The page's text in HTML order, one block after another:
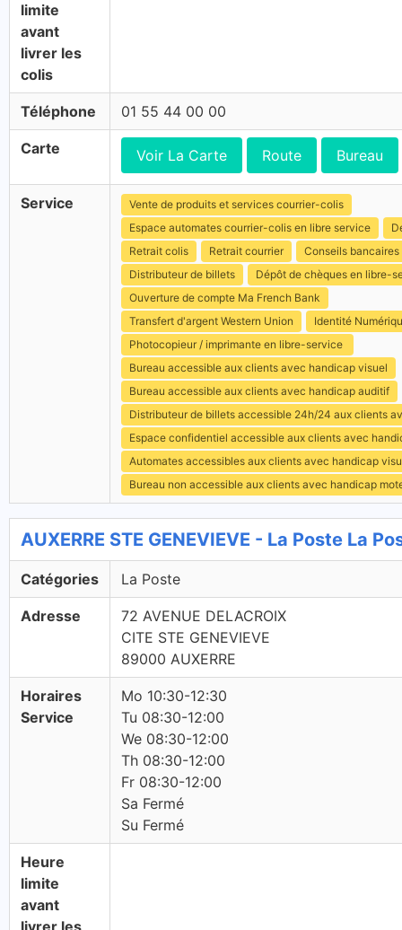
limite
avant
livrer les
colis
Téléphone 01 55 44 00 00
Carte Voir La Carte Route Bureau
Service
Vente de produits et services courrier-colis
Espace automates courrier-colis en libre service
Retrait colis
Retrait courrier
Conseils bancaires
Distributeur de billets
Dépôt de chèques en libre-
Ouverture de compte Ma French Bank
Transfert d'argent Western Union
Identité
Photocopieur / imprimante en libre-service
Bureau accessible aux clients avec handicap visuel
Bureau accessible aux clients avec handicap auditif
Distributeur de billets accessible 24h/24 aux clients
Espace confidentiel accessible aux clients avec
Automates accessibles aux clients avec handicap
Bureau non accessible aux clients avec handicap
AUXERRE STE GENEVIEVE - La Poste La
Catégories La Poste
Adresse
72 AVENUE DELACROIX
CITE STE GENEVIEVE
89000 AUXERRE
Horaires
Service
Mo 10:30-12:30
Tu 08:30-12:00
We 08:30-12:00
Th 08:30-12:00
Fr 08:30-12:00
Sa Fermé
Su Fermé
Heure
limite
avant
livrer les